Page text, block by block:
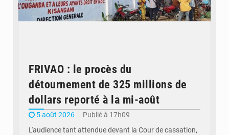
FRIVAO : le procès du
détournement de 325 millions de
dollars reporté à la mi-août
5 août 2026
Publié à 17h09
L'audience tant attendue devant la Cour de cassation,